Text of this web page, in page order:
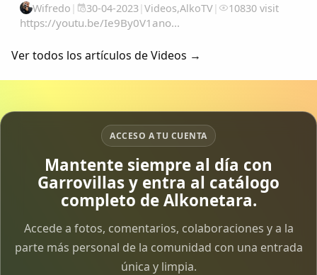
Wifredo | 30-04-2023| Videos,AlkoTV| 10830 visit
https://youtu.be/Ie9By0V1ano...
Ver todos los artículos de Videos →
ACCESO A TU CUENTA
Mantente siempre al día con
Garrovillas y entra al catálogo
completo de Alkonetara.
Accede a fotos, comentarios, colaboraciones y a la
parte más personal de la comunidad con una entrada
única y limpia.